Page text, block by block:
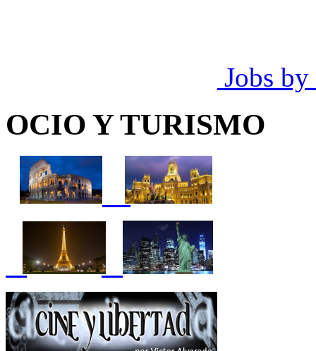
Jobs by
OCIO Y TURISMO